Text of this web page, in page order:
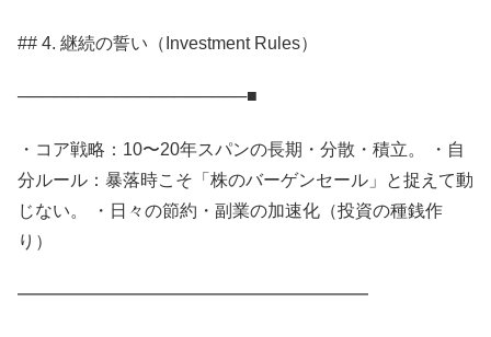
## 4. 継続の誓い（Investment Rules）
───────────────────■
・コア戦略：10〜20年スパンの長期・分散・積立。 ・自
分ルール：暴落時こそ「株のバーゲンセール」と捉えて動
じない。 ・日々の節約・副業の加速化（投資の種銭作
り）
━━━━━━━━━━━━━━━━━━━━